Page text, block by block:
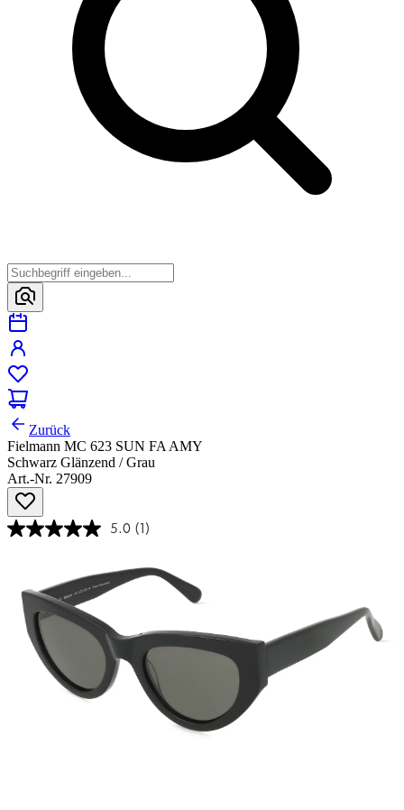
Zurück
Fielmann MC 623 SUN FA AMY
Schwarz Glänzend / Grau
Art.-Nr. 27909
5.0 (1)